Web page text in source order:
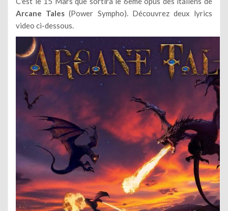
Arcane Tales (Power Sympho). Découvrez deux lyrics
video ci-dessous.